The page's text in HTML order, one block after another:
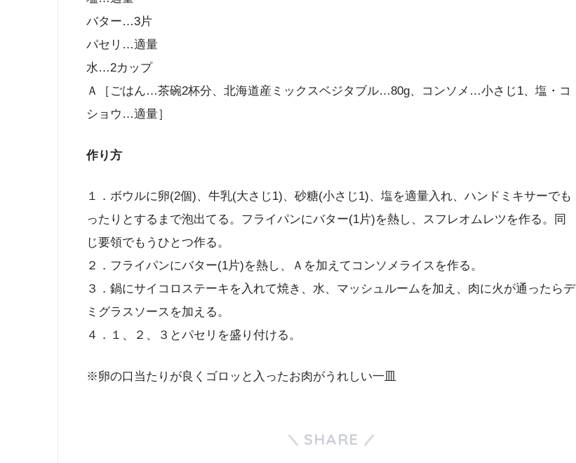
バター…3片
パセリ…適量
水…2カップ
Ａ［ごはん…茶碗2杯分、北海道産ミックスベジタブル…80g、コンソメ…小さじ1、塩・コ
ショウ…適量］
作り方
１．ボウルに卵(2個)、牛乳(大さじ1)、砂糖(小さじ1)、塩を適量入れ、ハンドミキサーでも
ったりとするまで泡出てる。フライパンにバター(1片)を熱し、スフレオムレツを作る。同
じ要領でもうひとつ作る。
２．フライパンにバター(1片)を熱し、Ａを加えてコンソメライスを作る。
３．鍋にサイコロステーキを入れて焼き、水、マッシュルームを加え、肉に火が通ったらデ
ミグラスソースを加える。
４．１、２、３とパセリを盛り付ける。
※卵の口当たりが良くゴロッと入ったお肉がうれしい一皿
SHARE